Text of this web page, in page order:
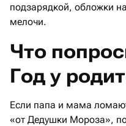
подзарядкой, обложки
мелочи.
Что
Год у
Если папа и мама
«от Дедушки Мороза»,